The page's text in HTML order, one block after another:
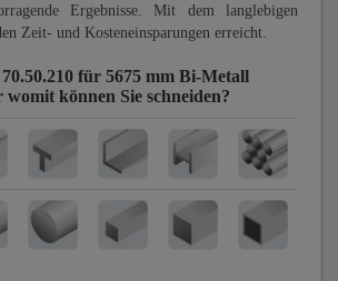
Ergebnisse. Mit dem langlebigen
Zeit- und Kosteneinsparungen erreicht.
für 5675 mm Bi-Metall
womit können Sie schneiden?